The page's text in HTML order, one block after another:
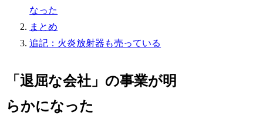
なった
まとめ
追記：火炎放射器も売っている
「退屈な会社」の事業が明
らかになった